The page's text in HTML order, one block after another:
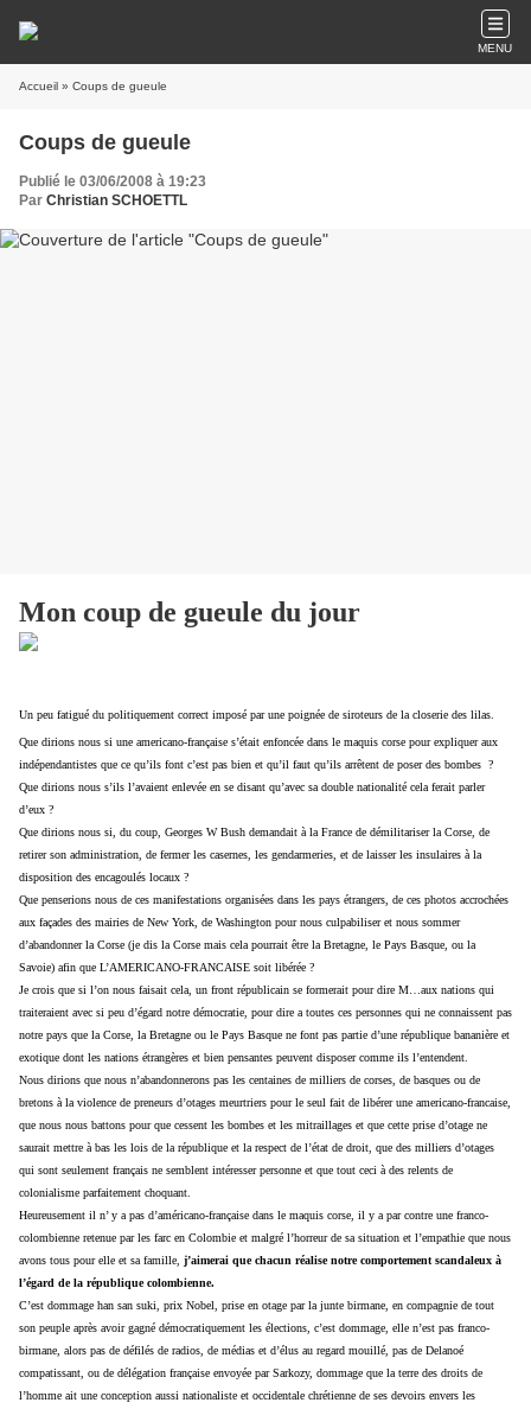
MENU
Accueil » Coups de gueule
Coups de gueule
Publié le 03/06/2008 à 19:23
Par Christian SCHOETTL
Mon coup de gueule du jour
Un peu fatigué du politiquement correct imposé par une poignée de siroteurs de la closerie des lilas.
Que dirions nous si une americano-française s’était enfoncée dans le maquis corse pour expliquer aux
indépendantistes que ce qu’ils font c’est pas bien et qu’il faut qu’ils arrêtent de poser des bombes ?
Que dirions nous s’ils l’avaient enlevée en se disant qu’avec sa double nationalité cela ferait parler
d’eux ?
Que dirions nous si, du coup, Georges W Bush demandait à la France de démilitariser la Corse, de
retirer son administration, de fermer les casernes, les gendarmeries, et de laisser les insulaires à la
disposition des encagoulés locaux ?
Que penserions nous de ces manifestations organisées dans les pays étrangers, de ces photos accrochées
aux façades des mairies de New York, de Washington pour nous culpabiliser et nous sommer
d’abandonner la Corse (je dis la Corse mais cela pourrait être la Bretagne, le Pays Basque, ou la
Savoie) afin que L’AMERICANO-FRANCAISE soit libérée ?
Je crois que si l’on nous faisait cela, un front républicain se formerait pour dire M…aux nations qui
traiteraient avec si peu d’égard notre démocratie, pour dire a toutes ces personnes qui ne connaissent pas
notre pays que la Corse, la Bretagne ou le Pays Basque ne font pas partie d’une république bananière et
exotique dont les nations étrangères et bien pensantes peuvent disposer comme ils l’entendent.
Nous dirions que nous n’abandonnerons pas les centaines de milliers de corses, de basques ou de
bretons à la violence de preneurs d’otages meurtriers pour le seul fait de libérer une americano-francaise,
que nous nous battons pour que cessent les bombes et les mitraillages et que cette prise d’otage ne
saurait mettre à bas les lois de la république et la respect de l’état de droit, que des milliers d’otages
qui sont seulement français ne semblent intéresser personne et que tout ceci à des relents de
colonialisme parfaitement choquant.
Heureusement il n’ y a pas d’américano-française dans le maquis corse, il y a par contre une franco-
colombienne retenue par les farc en Colombie et malgré l’horreur de sa situation et l’empathie que nous
avons tous pour elle et sa famille, j’aimerai que chacun réalise notre comportement scandaleux à
l’égard de la république colombienne.
C’est dommage han san suki, prix Nobel, prise en otage par la junte birmane, en compagnie de tout
son peuple après avoir gagné démocratiquement les élections, c’est dommage, elle n’est pas franco-
birmane, alors pas de défilés de radios, de médias et d’élus au regard mouillé, pas de Delanoé
compatissant, ou de délégation française envoyée par Sarkozy, dommage que la terre des droits de
l’homme ait une conception aussi nationaliste et occidentale chrétienne de ses devoirs envers les